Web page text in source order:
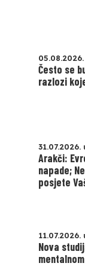
Često se
razlozi
31.07.2026.
Arakči:
napade;
posjete
11.07.2026.
Nova